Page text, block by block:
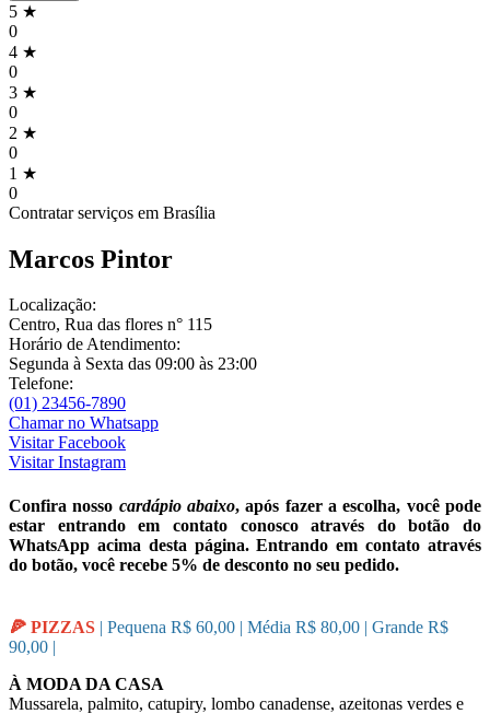
5 ★
0
4 ★
0
3 ★
0
2 ★
0
1 ★
0
Contratar serviços em Brasília
Marcos Pintor
Localização:
Centro, Rua das flores n° 115
Horário de Atendimento:
Segunda à Sexta das 09:00 às 23:00
Telefone:
(01) 23456-7890
Chamar no Whatsapp
VisitarFacebook
VisitarInstagram
Confira nosso cardápio abaixo, após fazer a escolha, você pode
estar entrando em contato conosco através do botão do
WhatsApp acima desta página. Entrando em contato através
do botão, você recebe 5% de desconto no seu pedido.
🍕 PIZZAS | Pequena R$ 60,00 | Média R$ 80,00 | Grande R$
90,00 |
À MODA DA CASA
Mussarela, palmito, catupiry, lombo canadense, azeitonas verdes e